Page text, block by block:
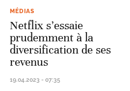
MÉDIAS
Netflix s’essaie
prudemment à la
diversification de ses
revenus
19.04.2023 - 07:35